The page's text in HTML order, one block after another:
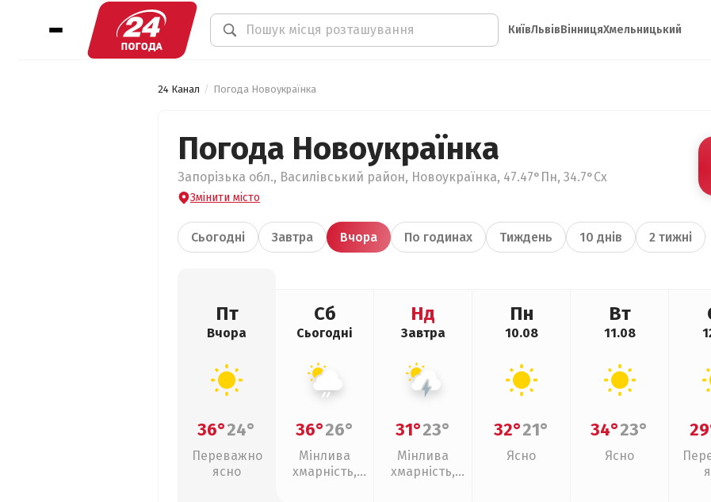
КиївЛьвівВінницяХмельницький
24 Канал Погода Новоукраїнка
Погода Новоукраїнка
Запорізька обл., Василівський район, Новоукраїнка, 47.47°Пн, 34.7°Сх
Змінити місто
Сьогодні Завтра Вчора По годинах Тиждень 10 днів 2 тижні
Пт
Вчора
36°24°
Переважно
ясно
Сб
Сьогодні
36°26°
Мінлива
хмарність,
Нд
Завтра
31°23°
Мінлива
хмарність,
Пн
10.08
32°21°
Ясно
Вт
11.08
34°23°
Ясно